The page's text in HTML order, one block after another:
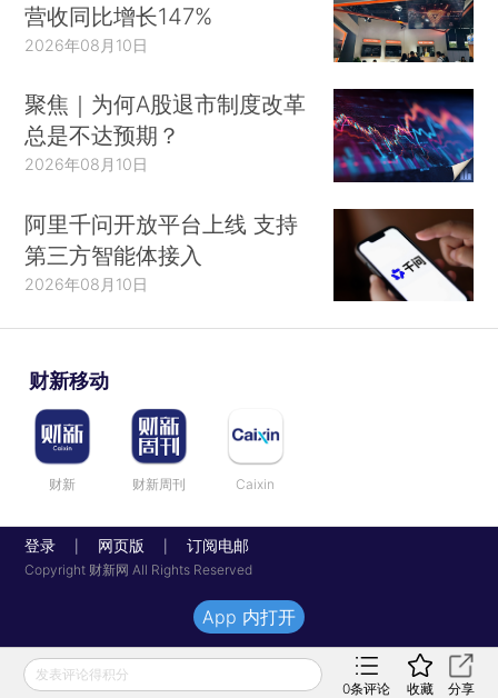
营收同比增长147%
2026年08月10日
聚焦｜为何A股退市制度改革
总是不达预期？
2026年08月10日
阿里千问开放平台上线 支持
第三方智能体接入
2026年08月10日
财新移动
财新 财新周刊 Caixin
登录 网页版 订阅电邮
Copyright 财新网 All Rights Reserved
发表评论得积分
0条评论 收藏 分享
App 内打开